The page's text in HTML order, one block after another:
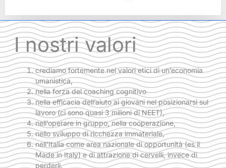
I nostri valori
crediamo fortemente nei valori etici di un’economia
umanistica,
nella forza del coaching cognitivo
nella efficacia dell’aiuto ai giovani nel posizionarsi sul
lavoro (ci sono quasi 3 milioni di NEET),
nell’operare in gruppo, nella cooperazione,
nello sviluppo di ricchezza immateriale,
nell’Italia come area nazionale di opportunità (es il
Made in Italy) e di attrazione di cervelli, invece di
perderli.